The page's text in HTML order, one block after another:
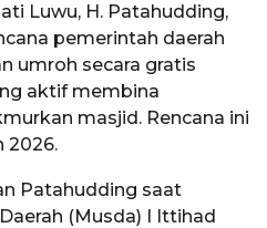
Luwu, H. Patahudding,
pemerintah daerah
umroh secara gratis
aktif membina
masjid. Rencana ini
2026.
Patahudding saat
(Musda) I Ittihad